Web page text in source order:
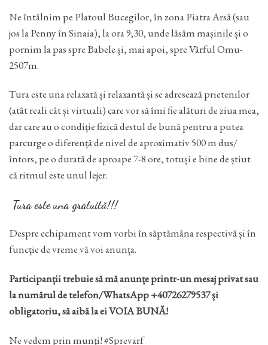
Ne întâlnim pe Platoul Bucegilor, în zona Piatra Arsă (sau
jos la Penny în Sinaia), la ora 9;30, unde lăsăm mașinile și o
pornim la pas spre Babele și, mai apoi, spre Vârful Omu-
2507m.
Tura este una relaxată și relaxantă și se adresează prietenilor
(atât reali cât și virtuali) care vor să îmi fie alături de ziua mea,
dar care au o condiție fizică destul de bună pentru a putea
parcurge o diferență de nivel de aproximativ 500 m dus/
întors, pe o durată de aproape 7-8 ore, totuși e bine de știut
că ritmul este unul lejer.
Tura este una gratuită!!!
Despre echipament vom vorbi în săptămâna respectivă și în
funcție de vreme vă voi anunța.
Participanții trebuie să mă anunțe printr-un mesaj privat sau
la numărul de telefon/WhatsApp +40726279537 și
obligatoriu, să aibă la ei VOIA BUNĂ!
Ne vedem prin munți! #Sprevarf